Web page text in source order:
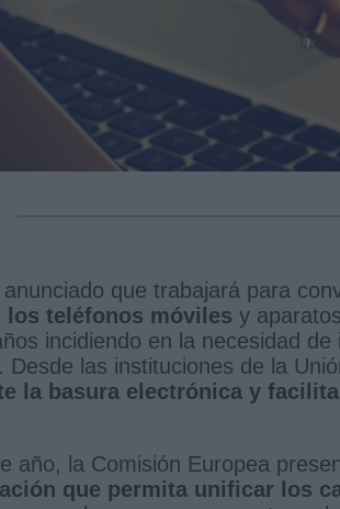
que trabajará para
los teléfonos móviles y
incidiendo en la necesidad
Desde las instituciones de la
la basura electrónica y
año, la Comisión Europea
que permita unificar los